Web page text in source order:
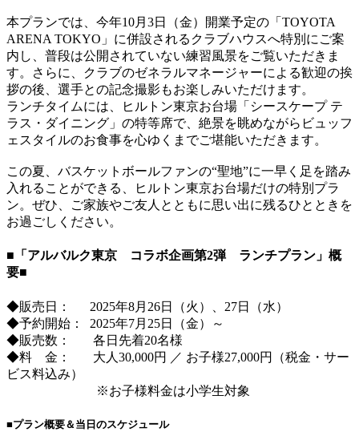
本プランでは、今年10月3日（金）開業予定の「TOYOTA
ARENA TOKYO」に併設されるクラブハウスへ特別にご案
内し、普段は公開されていない練習風景をご覧いただきま
す。さらに、クラブのゼネラルマネージャーによる歓迎の挨
拶の後、選手との記念撮影もお楽しみいただけます。
ランチタイムには、ヒルトン東京お台場「シースケープ テ
ラス・ダイニング」の特等席で、絶景を眺めながらビュッフ
ェスタイルのお食事を心ゆくまでご堪能いただきます。
この夏、バスケットボールファンの“聖地”に一早く足を踏み
入れることができる、ヒルトン東京お台場だけの特別プラ
ン。ぜひ、ご家族やご友人とともに思い出に残るひとときを
お過ごしください。
■「アルバルク東京 コラボ企画第2弾 ランチプラン」概
要■
◆販売日： 2025年8月26日（火）、27日（水）
◆予約開始： 2025年7月25日（金）～
◆販売数： 各日先着20名様
◆料 金： 大人30,000円 ／ お子様27,000円（税金・サー
ビス料込み）
※お子様料金は小学生対象
■プラン概要＆当日のスケジュール